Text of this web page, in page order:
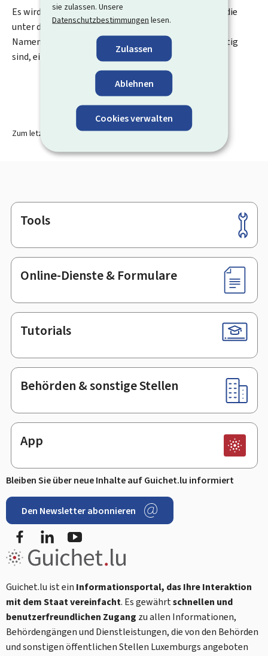
sie zulassen. Unsere
Datenschutzbestimmungen lesen.
Zulassen
Ablehnen
Cookies verwalten
Es wird davon ausgegangen, dass mehrere Betriebe, die
unter demselben oder einem weitgehend ähnlichen
Namen, auch im Rahmen eines Franchisesystems, tätig
sind, eine wirtschaftliche und soziale Einheit bilden.
Zum letzten Mal aktualisiert am14.09.2023
Footer
Tools
Online-Dienste & Formulare
Tutorials
Behörden & sonstige Stellen
App
Bleiben Sie über neue Inhalte auf Guichet.lu informiert
Den Newsletter abonnieren
FacebookLinkedIn
Guichet.lu ist ein Informationsportal, das Ihre Interaktion
mit dem Staat vereinfacht. Es gewährtschnellen und
benutzerfreundlichen Zugang zu allen Informationen,
Behördengängen und Dienstleistungen, die von den Behörden
und sonstigen öffentlichen Stellen Luxemburgs angeboten